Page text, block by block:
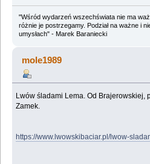
"Wśród wydarzeń wszechświata nie ma
różnie je postrzegamy. Podział na ważne i
umysłach" - Marek Baraniecki
mole1989
Lwów śladami Lema. Od Brajerowskiej,
Zamek.
https://www.lwowskibaciar.pl/lwow-